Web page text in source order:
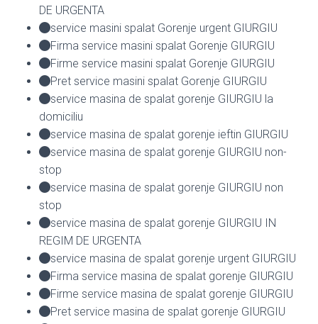
DE URGENTA
service masini spalat Gorenje urgent GIURGIU
Firma service masini spalat Gorenje GIURGIU
Firme service masini spalat Gorenje GIURGIU
Pret service masini spalat Gorenje GIURGIU
service masina de spalat gorenje GIURGIU la
domiciliu
service masina de spalat gorenje ieftin GIURGIU
service masina de spalat gorenje GIURGIU non-
stop
service masina de spalat gorenje GIURGIU non
stop
service masina de spalat gorenje GIURGIU IN
REGIM DE URGENTA
service masina de spalat gorenje urgent GIURGIU
Firma service masina de spalat gorenje GIURGIU
Firme service masina de spalat gorenje GIURGIU
Pret service masina de spalat gorenje GIURGIU